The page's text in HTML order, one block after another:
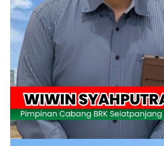
Saat Duka Menyelimuti Korban
Wabup Meranti Serahkan Santunan
Usut Skandal Lahan Ulayat Desa
Meranti 2026, 30 Putra-Putri Terbaik
Pulihkan Konektivitas